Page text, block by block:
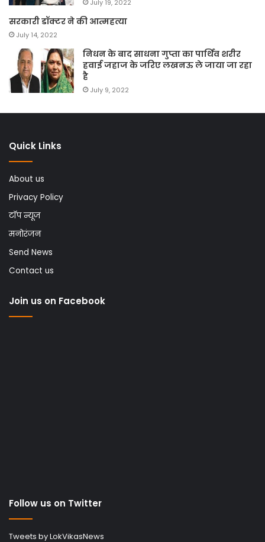
July 19, 2022
सरकारी डॉक्टर ने की आत्महत्या
July 14, 2022
निधन के बाद साधना गुप्ता का पार्थिव शरीर
हवाई जहाज के जरिए लखनऊ ले जाया जा रहा
है
July 9, 2022
Quick Links
About us
Privacy Policy
टॉप न्यूज
मनोरंजन
Send News
Contact us
Join us on Facebook
Follow us on Twitter
Tweets by LokVikasNews